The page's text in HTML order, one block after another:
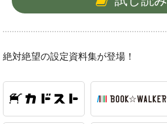
絶対絶望の設定資料集が登場！